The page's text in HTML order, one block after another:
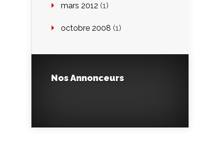
mars 2012 (1)
octobre 2008 (1)
Nos Annonceurs